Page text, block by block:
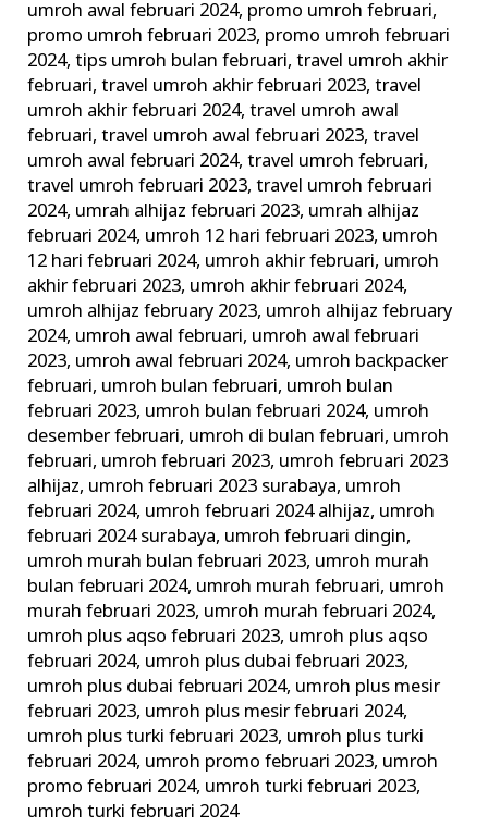
umroh awal februari 2024, promo umroh februari,
promo umroh februari 2023, promo umroh februari
2024,tips umroh bulan februari,travel umroh akhir
februari,travel umroh akhir februari 2023,travel
umroh akhir februari 2024,travel umroh awal
februari,travel umroh awal februari 2023,travel
umroh awal februari 2024,travel umroh februari,
travel umroh februari 2023,travel umroh februari
2024, umrah alhijaz februari 2023, umrah alhijaz
februari 2024, umroh 12 hari februari 2023, umroh
12 hari februari 2024, umroh akhir februari, umroh
akhir februari 2023, umroh akhir februari 2024,
umroh alhijaz february 2023, umroh alhijaz february
2024, umroh awal februari, umroh awal februari
2023, umroh awal februari 2024, umroh backpacker
februari, umroh bulan februari, umroh bulan
februari 2023, umroh bulan februari 2024, umroh
desember februari, umroh di bulan februari, umroh
februari, umroh februari 2023, umroh februari 2023
alhijaz, umroh februari 2023 surabaya, umroh
februari 2024, umroh februari 2024 alhijaz, umroh
februari 2024 surabaya, umroh februari dingin,
umroh murah bulan februari 2023, umroh murah
bulan februari 2024, umroh murah februari, umroh
murah februari 2023, umroh murah februari 2024,
umroh plus aqso februari 2023, umroh plus aqso
februari 2024, umroh plus dubai februari 2023,
umroh plus dubai februari 2024, umroh plus mesir
februari 2023, umroh plus mesir februari 2024,
umroh plus turki februari 2023, umroh plus turki
februari 2024, umroh promo februari 2023, umroh
promo februari 2024, umroh turki februari 2023,
umroh turki februari 2024